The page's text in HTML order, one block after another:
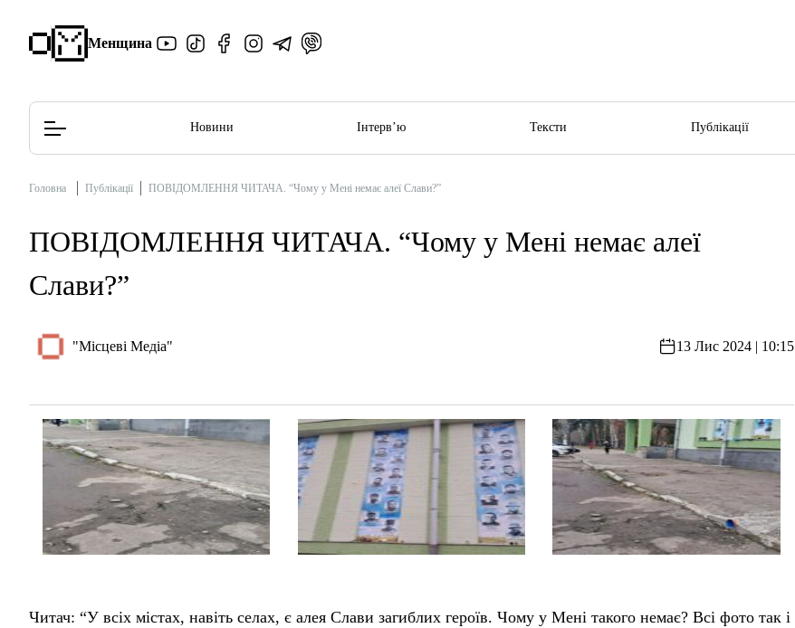
Менщина
Редакційна політика
Новини Інтерв’ю Тексти Публікації
Головна Публікації ПОВІДОМЛЕННЯ ЧИТАЧА. “Чому у Мені немає алеї Слави?”
ПОВІДОМЛЕННЯ ЧИТАЧА. “Чому у Мені немає алеї
Слави?”
"Місцеві Медіа" 13 Лис 2024 | 10:15
Читач: “У всіх містах, навіть селах, є алея Слави загиблих героїв. Чому у Мені такого немає? Всі фото так і